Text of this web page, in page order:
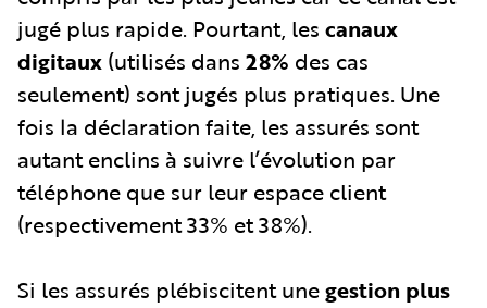
jugé plus rapide. Pourtant, les canaux
digitaux (utilisés dans 28% des cas
seulement) sont jugés plus pratiques. Une
fois la déclaration faite, les assurés sont
autant enclins à suivre l’évolution par
téléphone que sur leur espace client
(respectivement 33% et 38%).
Si les assurés plébiscitent unegestion plus